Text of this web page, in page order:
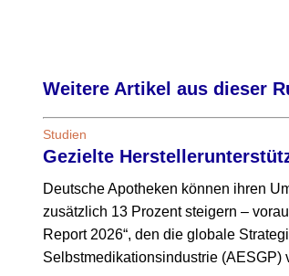
Weitere Artikel aus dieser
Studien
Gezielte
Deutsche Apotheken können ihren
zusätzlich 13 Prozent steigern –
Report 2026“, den die globale
Selbstmedikationsindustrie (AESGP)